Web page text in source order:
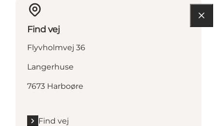
Find vej
Flyvholmvej 36
Langerhuse
7673 Harboøre
Find vej